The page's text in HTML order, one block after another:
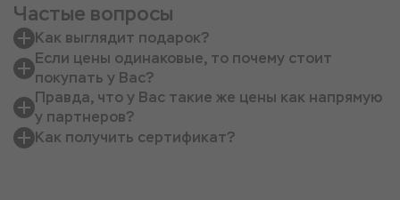
Частые вопросы
Как выглядит подарок?
Если цены одинаковые, то почему стоит
покупать у Вас?
Правда, что у Вас такие же цены как напрямую
у партнеров?
Как получить сертификат?